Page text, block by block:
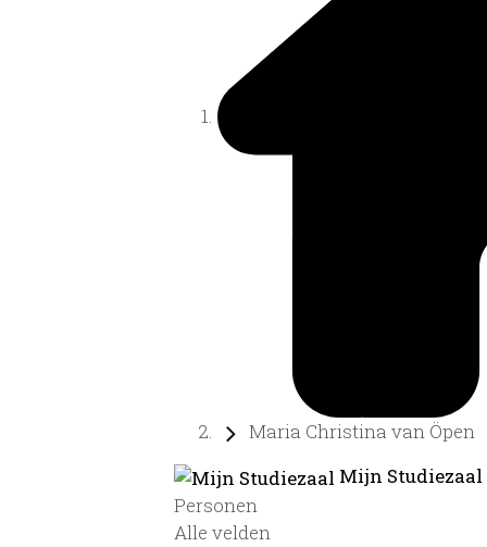
Maria Christina van Öpen
Mijn
Personen
Alle velden